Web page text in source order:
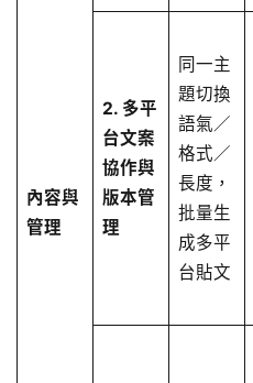
內容與
管理
2. 多平
台文案
協作與
版本管
理
同一主
題切換
語氣／
格式／
長度，
批量生
成多平
台貼文